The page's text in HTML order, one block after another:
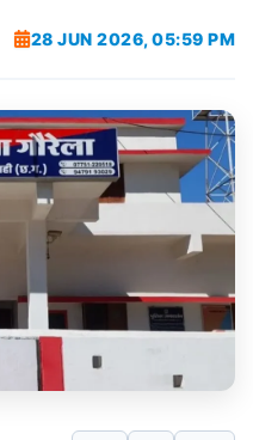
28 JUN 2026, 05:59 PM